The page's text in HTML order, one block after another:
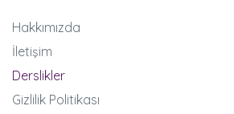
Hakkımızda
İletişim
Derslikler
Gizlilik Politikası